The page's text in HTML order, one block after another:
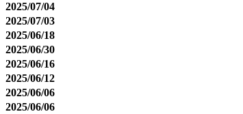
2025/07/04
2025/07/03
2025/06/18
2025/06/30
2025/06/16
2025/06/12
2025/06/06
2025/06/06